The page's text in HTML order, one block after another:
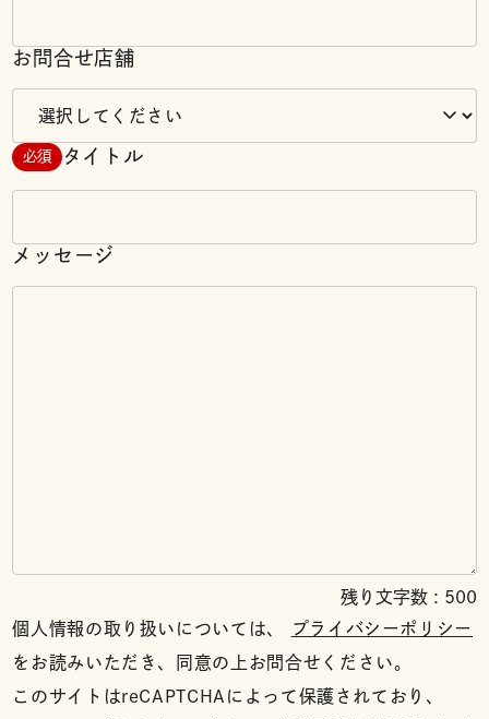
お問合せ店舗
必須 タイトル
メッセージ
残り文字数 : 500
個人情報の取り扱いについては、
プライバシーポリシー
をお読みいただき、同意の上お問合せください。
このサイトはreCAPTCHAによって保護されており、